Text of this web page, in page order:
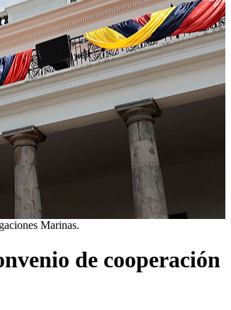
Marinas.
de cooperación